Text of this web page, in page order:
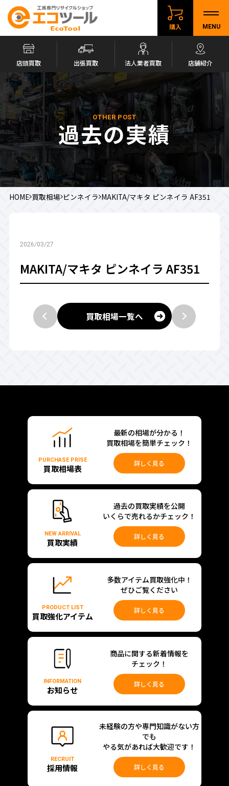
購入 MENU
店頭買取 出張買取 法人業者買取 店舗紹介
OTHER POST
過去の実績
HOME 買取相場 ピンネイラ MAKITA/マキタ ピンネイラ AF351
2026/03/27
MAKITA/マキタ ピンネイラ AF351
買取相場一覧へ
PURCHASE PRISE
買取相場表
最新の相場が分かる！
買取相場を簡単チェック！
詳しく見る
NEW ARRIVAL
買取実績
過去の買取実績を公開
いくらで売れるかチェック！
詳しく見る
PRODUCT LIST
買取強化アイテム
多数アイテム買取強化中！
ぜひご覧ください
詳しく見る
INFORMATION
お知らせ
商品に関する新着情報を
チェック！
詳しく見る
RECRUIT
採用情報
未経験の方や専門知識がない方
でも
やる気があれば大歓迎です！
詳しく見る